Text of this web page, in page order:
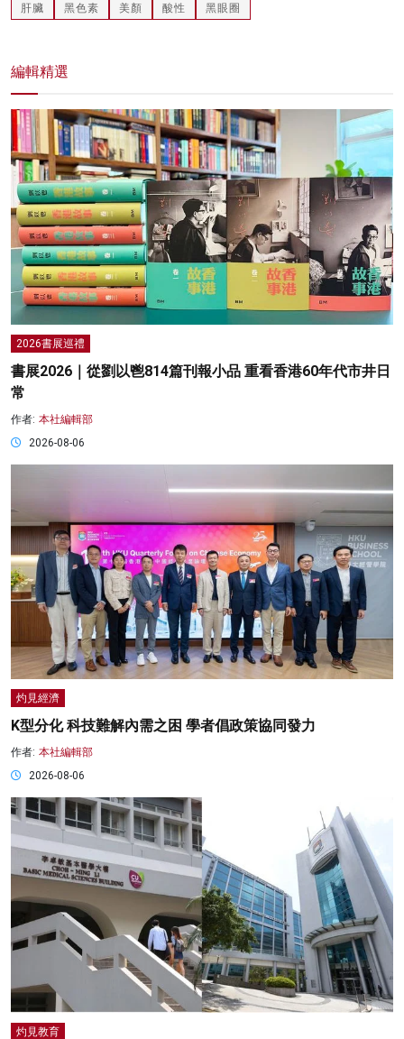
肝臟 黑色素 美顏 酸性 黑眼圈
編輯精選
2026書展巡禮
書展2026｜從劉以鬯814篇刊報小品 重看香港60年代市井日
常
作者: 本社編輯部
2026-08-06
灼見經濟
K型分化 科技難解內需之困 學者倡政策協同發力
作者: 本社編輯部
2026-08-06
灼見教育